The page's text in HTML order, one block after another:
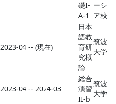
礎I-
A-1
ーシ
ア校
2023-04 -- (現在)
日本
語教
育研
究概
論
筑波
大学
2023-04 -- 2024-03
総合
演習
II-b
筑波
大学